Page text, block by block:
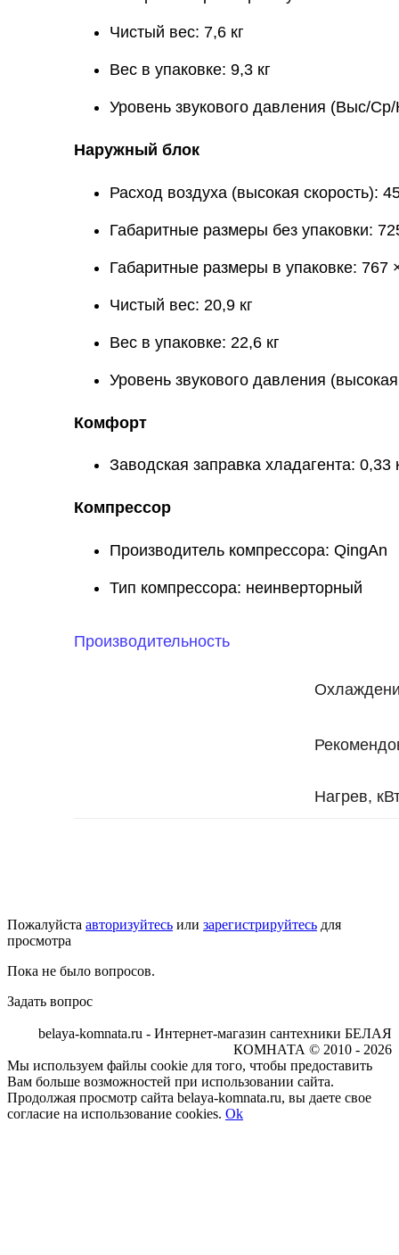
Чистый вес: 7,6 кг
Вес в упаковке: 9,3 кг
Уровень звукового давления (Выс/
Наружный блок
Расход воздуха (высокая скорость):
Габаритные размеры без упаковки:
Габаритные размеры в упаковке: 767
Чистый вес: 20,9 кг
Вес в упаковке: 22,6 кг
Уровень звукового давления
Комфорт
Заводская заправка хладагента: 0,33
Компрессор
Производитель компрессора: QingAn
Тип компрессора: неинверторный
Производительность
Нагрев,
Пожалуйста авторизуйтесь или зарегистрируйтесь для
просмотра
Пока не было вопросов.
Задать вопрос
belaya-komnata.ru - Интернет-магазин сантехники БЕЛАЯ
КОМНАТА © 2010 - 2026
Мы используем файлы cookie для того, чтобы предоставить
Вам больше возможностей при использовании сайта.
Продолжая просмотр сайта belaya-komnata.ru, вы даете свое
согласие на использование cookies. Ok